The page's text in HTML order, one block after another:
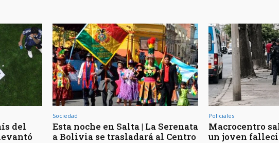
del
Sociedad
Esta noche en Salta | La Serenata
a Bolivia se trasladará al Centro
Policiales
Macrocentro
un joven